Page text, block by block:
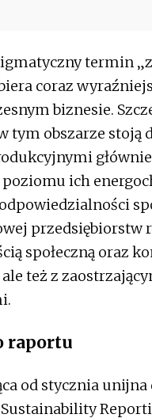
termin
coraz
biznesie.
tym obszarze stoją
ich
przedsiębiorstw
społeczną oraz
też z
raportu
od stycznia unijna